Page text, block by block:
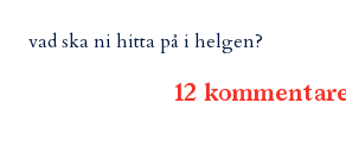
vad ska ni hitta på i helgen?
12